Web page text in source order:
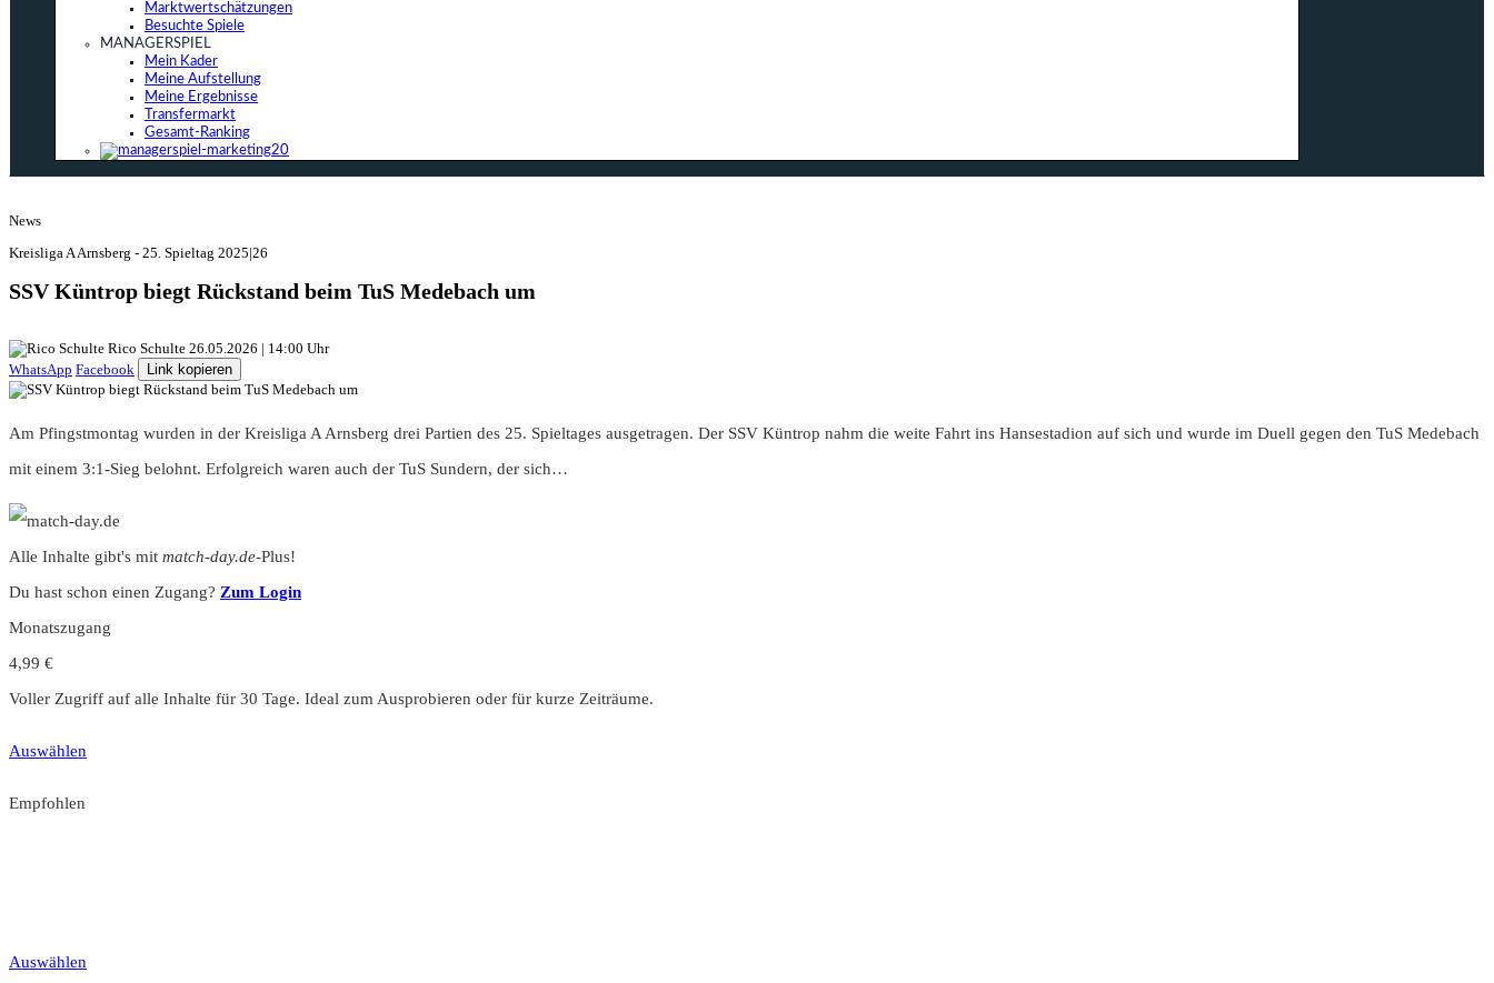
Marktwertschätzungen
Besuchte Spiele
MANAGERSPIEL
Mein Kader
Meine Aufstellung
Meine Ergebnisse
Transfermarkt
Gesamt-Ranking
News
Kreisliga A Arnsberg - 25. Spieltag 2025|26
SSV Küntrop biegt Rückstand beim TuS Medebach um
Rico Schulte 26.05.2026 | 14:00 Uhr
WhatsApp Facebook Link kopieren
Am Pfingstmontag wurden in der Kreisliga A Arnsberg drei Partien des 25. Spieltages ausgetragen. Der SSV Küntrop nahm die weite Fahrt ins Hansestadion auf sich und wurde im Duell gegen den TuS Medebach
mit einem 3:1-Sieg belohnt. Erfolgreich waren auch der TuS Sundern, der sich…
Alle Inhalte gibt's mit match-day.de-Plus!
Du hast schon einen Zugang? Zum Login
Monatszugang
4,99 €
Voller Zugriff auf alle Inhalte für 30 Tage. Ideal zum Ausprobieren oder für kurze Zeiträume.
Auswählen
Empfohlen
Auswählen